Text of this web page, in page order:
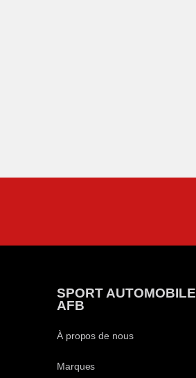
SPORT AUTOMOBILE
AFB
À propos de nous
Marques